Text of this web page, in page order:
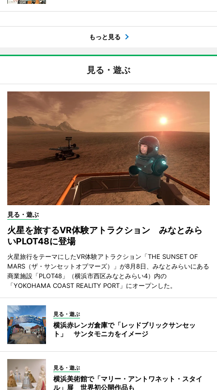
もっと見る
見る・遊ぶ
見る・遊ぶ
火星を旅するVR体験アトラクション みなとみら
いPLOT48に登場
火星旅行をテーマにしたVR体験アトラクション「THE SUNSET OF
MARS（ザ・サンセットオブマーズ）」が8月8日、みなとみらいにある
商業施設「PLOT48」（横浜市西区みなとみらい4）内の
「YOKOHAMA COAST REALITY PORT」にオープンした。
見る・遊ぶ
横浜赤レンガ倉庫で「レッドブリックサンセッ
ト」 サンタモニカをイメージ
見る・遊ぶ
横浜美術館で「マリー・アントワネット・スタイ
ル」展 世界初公開作品も